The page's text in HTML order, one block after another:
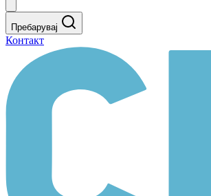
Пребарувај
Контакт